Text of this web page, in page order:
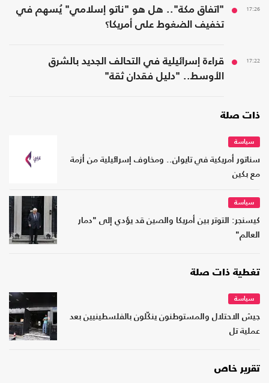
17:26
"اتفاق مكة".. هل هو "ناتو إسلامي" يُسهم في
تخفيف الضغوط على أمريكا؟
17:22
قراءة إسرائيلية في التحالف الجديد بالشرق
الأوسط.. "دليل فقدان ثقة"
ذات صلة
سياسة
سناتور أمريكية في تايوان.. ومخاوف إسرائيلية من أزمة
مع بكين
سياسة
كيسنجر: التوتر بين أمريكا والصين قد يؤدي إلى "دمار
العالم"
تغطية ذات صلة
سياسة
جيش الاحتلال والمستوطنون ينكّلون بالفلسطينيين بعد
عملية تل
تقرير خاص